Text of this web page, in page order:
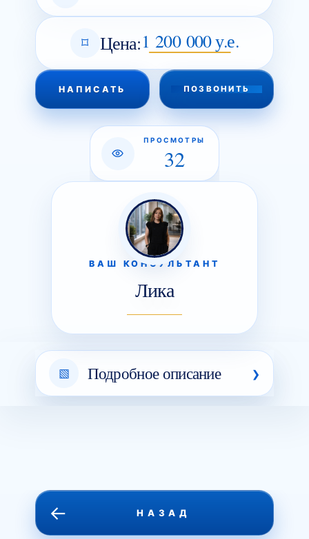
Цена:1 200 000 у.е.
НАПИСАТЬ ПОЗВОНИТЬ
ПРОСМОТРЫ
32
ВАШ КОНСУЛЬТАНТ
Лика
Подробное описание
← НАЗАД